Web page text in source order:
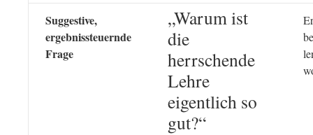
Suggestive,
ergebnissteuernde
Frage
„Warum ist
die
herrschende
Lehre
eigentlich so
gut?“